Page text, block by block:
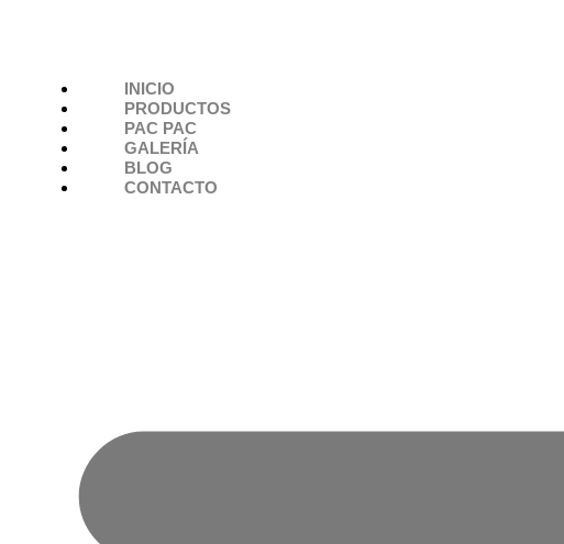
INICIO
PRODUCTOS
PAC PAC
GALERÍA
BLOG
CONTACTO